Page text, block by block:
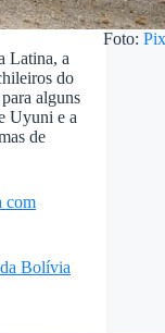
Foto:
Latina, a
do
alguns
Uyuni e a
de
com
da Bolívia